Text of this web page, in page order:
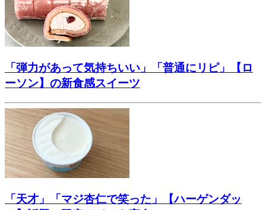
「弾力があって気持ちいい」「普通にリピ」【ロ
ーソン】の新食感スイーツ
「天才」「マジ杏仁で笑った」【ハーゲンダッ